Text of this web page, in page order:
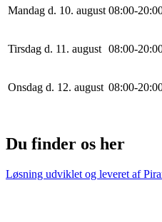
Mandag d. 10. august 08:00-20:0
Tirsdag d. 11. august 08:00-20:0
Onsdag d. 12. august 08:00-20:0
Du finder os her
Løsning udviklet og leveret af